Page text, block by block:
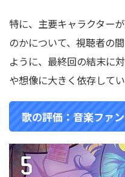
特に、主要キャラクター
のかについて、視聴者の
ように、最終回の結末に
や想像に大きく依存して
歌の評価：音楽ファ